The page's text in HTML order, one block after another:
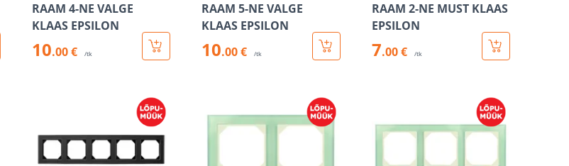
RAAM 4-NE VALGE
KLAAS EPSILON
10.00 € /tk
RAAM 5-NE VALGE
KLAAS EPSILON
10.00 € /tk
RAAM 2-NE MUST KLAAS
EPSILON
7.00 € /tk